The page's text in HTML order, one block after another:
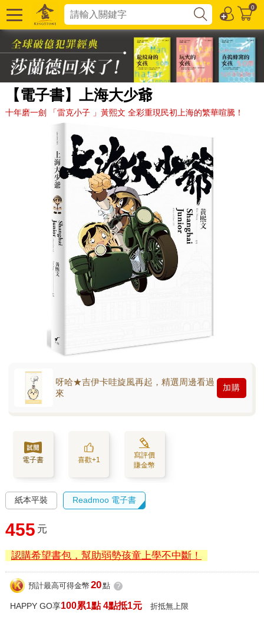
0
【電子書】上海大少爺
十年磨一劍 「雷克小子 」黃熙文 全彩重現民初上海的繁華喧騰！
呀哈★吉伊卡哇旋風再起，精選周邊看過
來
加購
電子書 喜歡+1
寫評價
賺金幣
紙本平裝 Readmoo 電子書
455 元
認購希望書包，幫助弱勢孩童上學不中斷！
預計最高可得金幣 20點 ?
HAPPY GO享100累1點 4點抵1元 折抵無上限